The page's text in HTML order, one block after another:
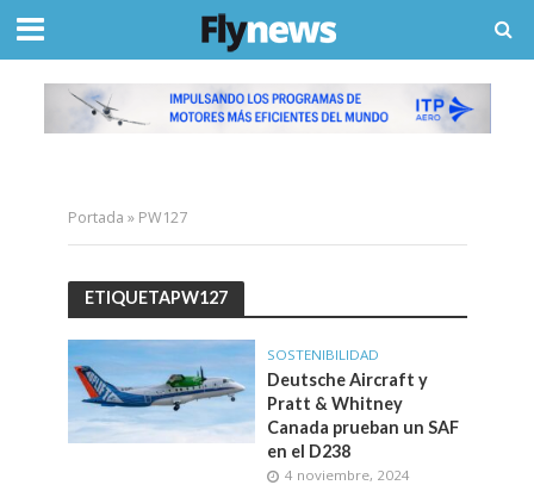
Portada » PW127
ETIQUETAPW127
SOSTENIBILIDAD
Deutsche Aircraft y
Pratt & Whitney
Canada prueban un SAF
en el D238
4 noviembre, 2024